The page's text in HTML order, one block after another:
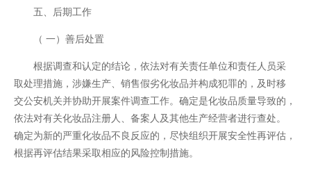
五、后期工作
（ 一）善后处置
根据调查和认定的结论，依法对有关责任单位和责任人员采
取处理措施，涉嫌生产、销售假劣化妆品并构成犯罪的，及时移
交公安机关并协助开展案件调查工作。确定是化妆品质量导致的，
依法对有关化妆品注册人、备案人及其他生产经营者进行查处。
确定为新的严重化妆品不良反应的，尽快组织开展安全性再评估，
根据再评估结果采取相应的风险控制措施。